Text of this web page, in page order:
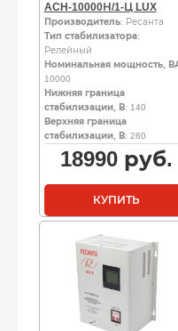
ACH-10000Н/1-Ц LUX
Производитель: Ресанта
Тип стабилизатора:
Релейный
Номинальная мощность,
10000
Нижняя граница
стабилизации, В: 140
Верхняя граница
стабилизации, В: 260
18990 руб.
КУПИТЬ